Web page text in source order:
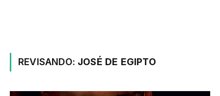
REVISANDO: JOSÉ DE EGIPTO